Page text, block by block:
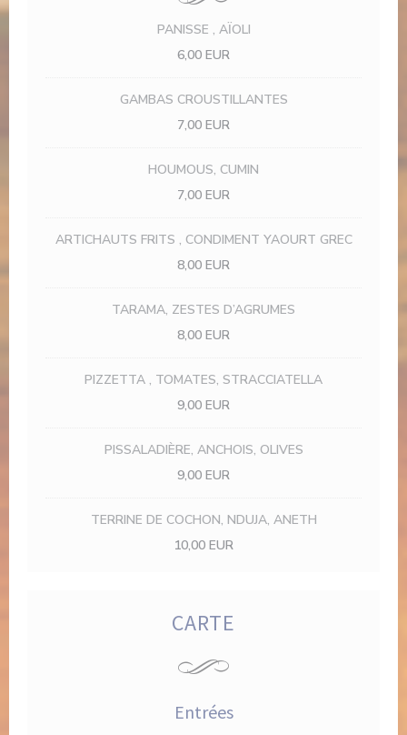
PANISSE , AÏOLI
6,00 EUR
GAMBAS CROUSTILLANTES
7,00 EUR
HOUMOUS, CUMIN
7,00 EUR
ARTICHAUTS FRITS , CONDIMENT YAOURT GREC
8,00 EUR
TARAMA, ZESTES D’AGRUMES
8,00 EUR
PIZZETTA , TOMATES, STRACCIATELLA
9,00 EUR
PISSALADIÈRE, ANCHOIS, OLIVES
9,00 EUR
TERRINE DE COCHON, NDUJA, ANETH
10,00 EUR
CARTE
Entrées